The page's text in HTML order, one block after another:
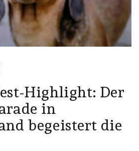
Highlight: Der
in
begeistert die